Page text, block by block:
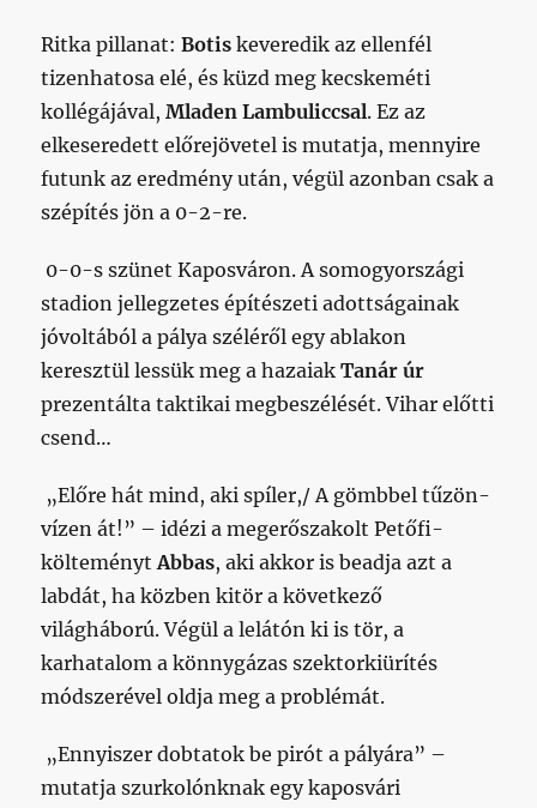
Ritka pillanat:Botis keveredik az ellenfél
tizenhatosa elé, és küzd meg kecskeméti
kollégájával,Mladen Lambuliccsal. Ez az
elkeseredett előrejövetel is mutatja, mennyire
futunk az eredmény után, végül azonban csak a
szépítés jön a 0-2-re.
0-0-s szünet Kaposváron. A somogyországi
stadion jellegzetes építészeti adottságainak
jóvoltából a pálya széléről egy ablakon
keresztül lessük meg a hazaiakTanár úr
prezentálta taktikai megbeszélését. Vihar előtti
csend…
„Előre hát mind, aki spíler,/ A gömbbel tűzön-
vízen át!” – idézi a megerőszakolt Petőfi-
költeménytAbbas, aki akkor is beadja azt a
labdát, ha közben kitör a következő
világháború. Végül a lelátón ki is tör, a
karhatalom a könnygázas szektorkiürítés
módszerével oldja meg a problémát.
„Ennyiszer dobtatok be pirót a pályára” –
mutatja szurkolónknak egy kaposvári